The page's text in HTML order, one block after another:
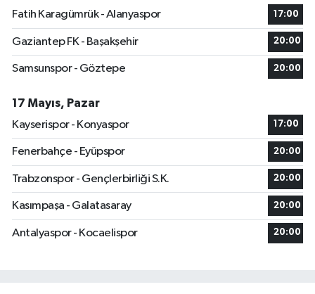
Fatih Karagümrük - Alanyaspor
17:00
Gaziantep FK - Başakşehir 20:00
Samsunspor - Göztepe 20:00
17 Mayıs, Pazar
Kayserispor - Konyaspor
17:00
Fenerbahçe - Eyüpspor 20:00
Trabzonspor - Gençlerbirliği S.K. 20:00
Kasımpaşa - Galatasaray 20:00
Antalyaspor - Kocaelispor 20:00